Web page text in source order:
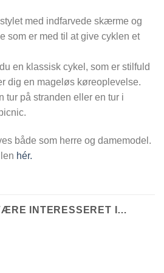
med indfarvede skærme og
som er med til at give cyklen et
en klassisk cykel, som er stilfuld
dig en mageløs køreoplevelse.
tur på stranden eller en tur i
både som herre og damemodel.
hér.
INTERESSERET I…